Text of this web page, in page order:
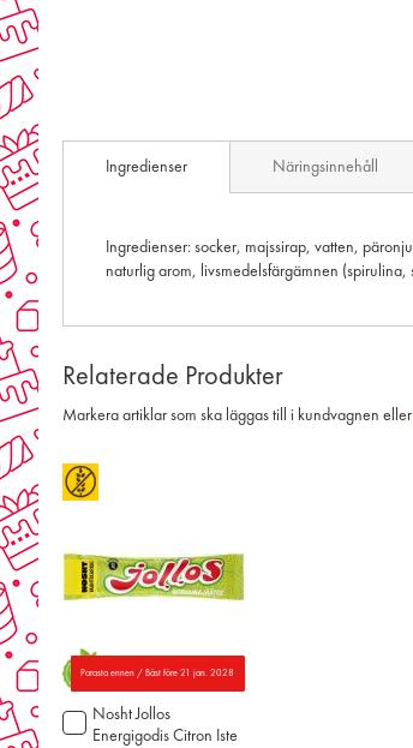
Ingredienser
Ingredienser: socker, majssirap, vatten,
naturlig arom, livsmedelsfärgämnen (spirulina,
Näringsinnehåll
Relaterade Produkter
Markera artiklar som ska läggas till i kundvagnen eller
Parasta ennen / Bäst före 21 jan. 2028
Nosht Jollos
Energigodis Citron Iste
Lägg
till